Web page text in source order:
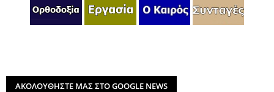
ΑΚΟΛΟΥΘΗΣΤΕ ΜΑΣ ΣΤΟ GOOGLE NEWS